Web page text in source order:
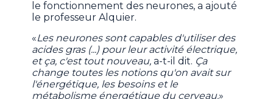
le fonctionnement des neurones, a ajouté
le professeur Alquier.
«Les neurones sont capables d'utiliser des
acides gras (...) pour leur activité électrique,
et ça, c'est tout nouveau, a-t-il dit. Ça
change toutes les notions qu'on avait sur
l'énergétique, les besoins et le
métabolisme énergétique du cerveau.»